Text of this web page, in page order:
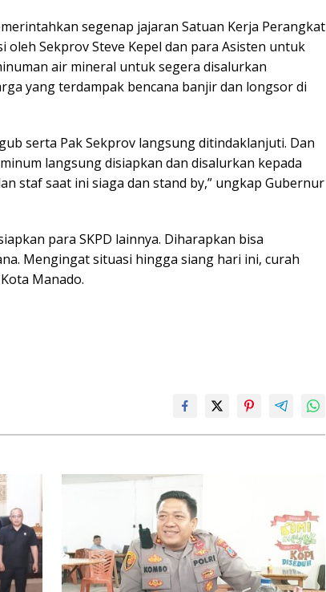
segenap jajaran Satuan Kerja Perangkat
oleh Sekprov Steve Kepel dan para Asisten untuk
air mineral untuk segera disalurkan
yang terdampak bencana banjir dan longsor di
serta Pak Sekprov langsung ditindaklanjuti. Dan
langsung disiapkan dan disalurkan kepada
staf saat ini siaga dan stand by,” ungkap Gubernur
para SKPD lainnya. Diharapkan bisa
Mengingat situasi hingga siang hari ini, curah
Manado.